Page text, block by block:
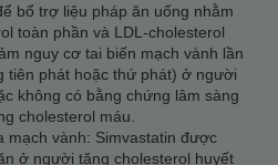
bổ trợ liệu pháp ăn uống nhằm
toàn phần và LDL-cholesterol
nguy cơ tai biến mạch vành lần
tiên phát hoặc thứ phát) ở người
không có bằng chứng lâm sàng
cholesterol máu.
mạch vành: Simvastatin được
ở người tăng cholesterol huyết